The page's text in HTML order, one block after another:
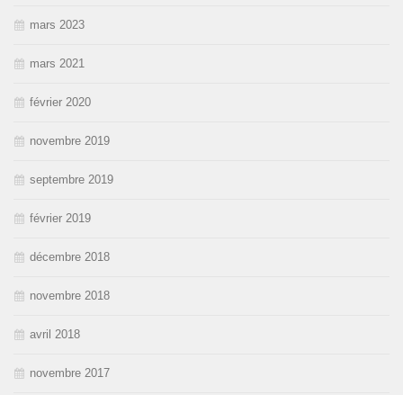
mars 2023
mars 2021
février 2020
novembre 2019
septembre 2019
février 2019
décembre 2018
novembre 2018
avril 2018
novembre 2017